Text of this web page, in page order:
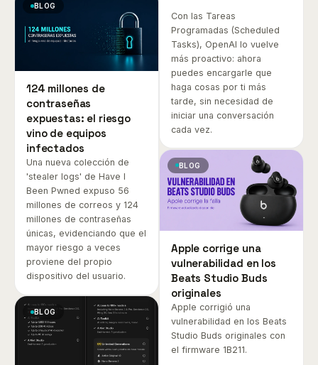
BLOG
124 millones de
contraseñas
expuestas: el riesgo
vino de equipos
infectados
Una nueva colección de
'stealer logs' de Have I
Been Pwned expuso 56
millones de correos y 124
millones de contraseñas
únicas, evidenciando que el
mayor riesgo a veces
proviene del propio
dispositivo del usuario.
BLOG
Con las Tareas
Programadas (Scheduled
Tasks), OpenAI lo vuelve
más proactivo: ahora
puedes encargarle que
haga cosas por ti más
tarde, sin necesidad de
iniciar una conversación
cada vez.
BLOG
Apple corrige una
vulnerabilidad en los
Beats Studio Buds
originales
Apple corrigió una
vulnerabilidad en los Beats
Studio Buds originales con
el firmware 1B211.